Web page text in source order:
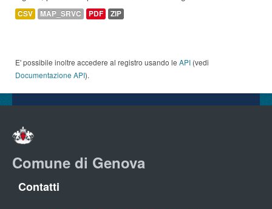
CSV MAP_SRVC PDF ZIP
E' possibile inoltre accedere al registro usando le API (vedi
Documentazione API).
Comune di Genova
Contatti